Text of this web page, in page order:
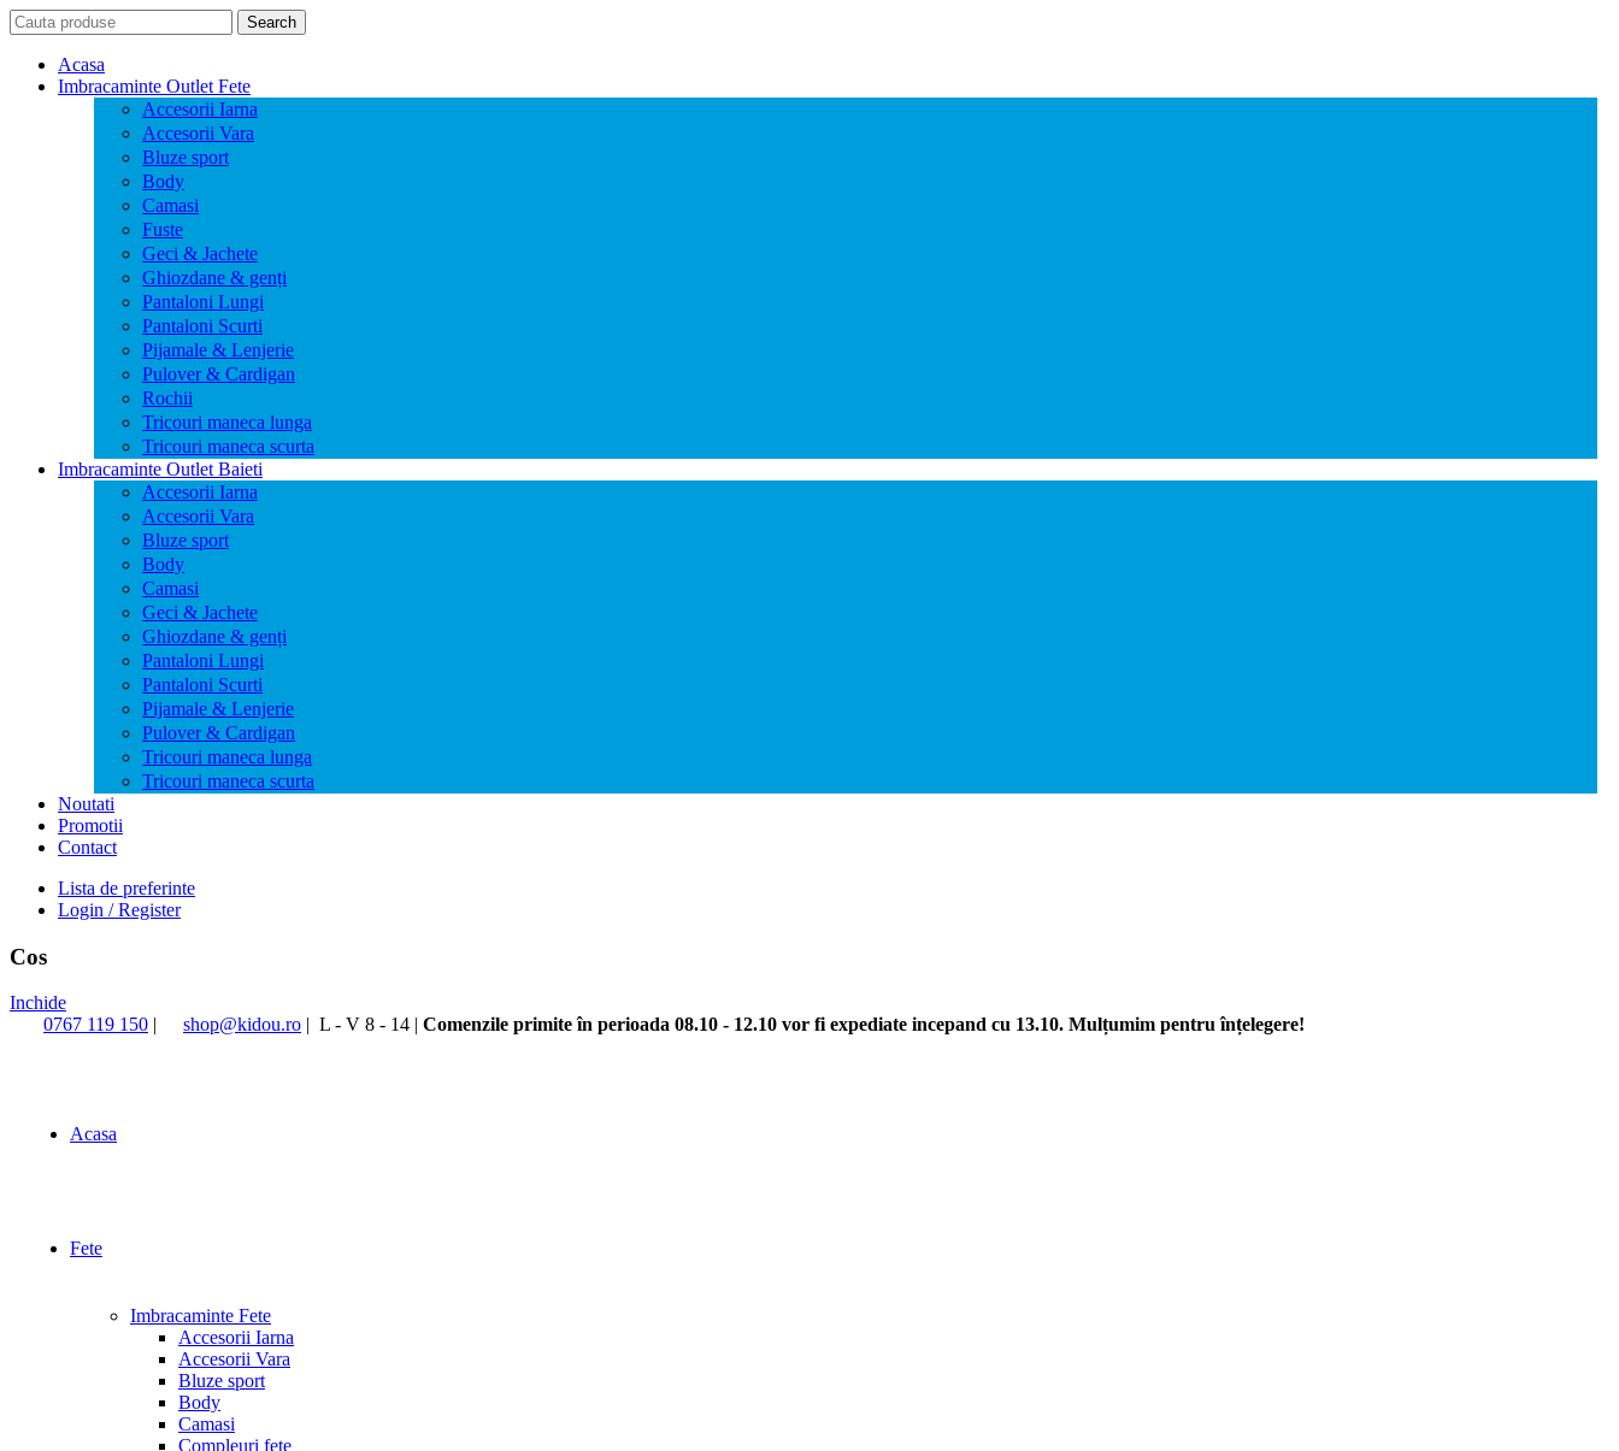
Search
for:
Search
Acasa
Imbracaminte Outlet Fete
Accesorii Iarna
Accesorii Vara
Bluze sport
Body
Camasi
Fuste
Geci & Jachete
Ghiozdane & genți
Pantaloni Lungi
Pantaloni Scurti
Pijamale & Lenjerie
Pulover & Cardigan
Rochii
Tricouri maneca lunga
Tricouri maneca scurta
Imbracaminte Outlet Baieti
Accesorii Iarna
Accesorii Vara
Bluze sport
Body
Camasi
Geci & Jachete
Ghiozdane & genți
Pantaloni Lungi
Pantaloni Scurti
Pijamale & Lenjerie
Pulover & Cardigan
Tricouri maneca lunga
Tricouri maneca scurta
Noutati
Promotii
Contact
Lista de preferinte
Login / Register
Cos
Inchide
0767 119 150 | shop@kidou.ro | L - V 8 - 14 | Comenzile primite în perioada 08.10 - 12.10 vor fi expediate incepand cu 13.10. Mulțumim pentru înțelegere!
Acasa
Fete
Imbracaminte Fete
Accesorii Iarna
Accesorii Vara
Bluze sport
Body
Camasi
Compleuri fete